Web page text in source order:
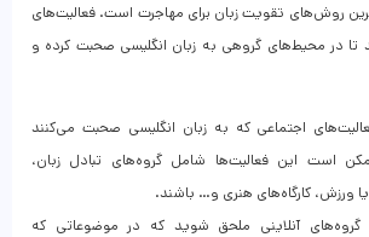
روش‌های تقویت زبان برای مهاجرت است. فعالیت‌های
تا در محیط‌های گروهی به زبان انگلیسی صحبت کرده و
اجتماعی که به زبان انگلیسی صحبت می‌کنند
است این فعالیت‌ها شامل گروه‌های تبادل زبان،
ورزش، کارگاه‌های هنری و… باشند.
آنلاینی ملحق شوید که در موضوعاتی که